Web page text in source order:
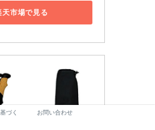
天市場で見る
づく
お問い合わせ